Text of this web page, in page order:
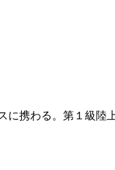
携わる。第１級陸